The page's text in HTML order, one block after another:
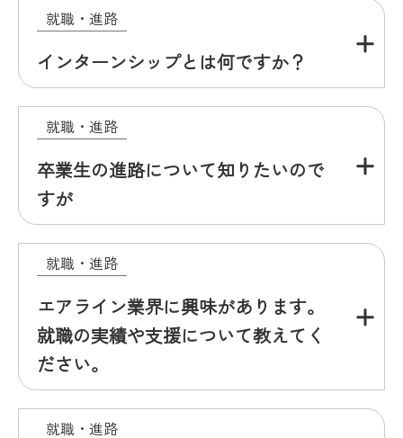
就職・進路
インターンシップとは何ですか？
就職・進路
卒業生の進路について知りたいので
すが
就職・進路
エアライン業界に興味があります。
就職の実績や支援について教えてく
ださい。
就職・進路